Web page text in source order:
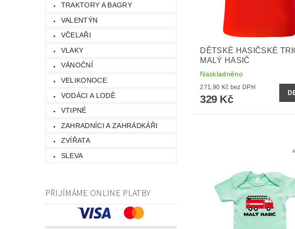
TRAKTORY A BAGRY
VALENTÝN
VČELAŘI
VLAKY
VÁNOČNÍ
VELIKONOCE
VODÁCI A LODĚ
VTIPNÉ
ZAHRADNÍCI A ZAHRÁDKÁŘI
ZVÍŘATA
SLEVA
PŘIJÍMÁME ONLINE PLATBY
DĚTSKÉ HASIČSKÉ
MALÝ HASIČ
Naskladněno
271,90 Kč bez DPH
329 Kč